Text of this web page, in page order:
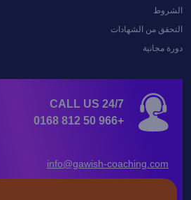
الشروط
التحقق من الشهادات
دورة مجانية
CALL US 24/7
+966 50 812 0168
info@gawish-coaching.com